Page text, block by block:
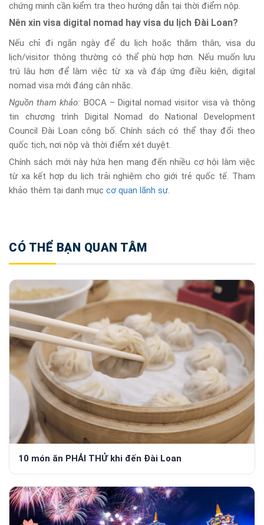
chứng minh cần kiểm tra theo hướng dẫn tại thời điểm nộp.
Nên xin visa digital nomad hay visa du lịch Đài Loan?
Nếu chỉ đi ngắn ngày để du lịch hoặc thăm thân, visa du
lịch/visitor thông thường có thể phù hợp hơn. Nếu muốn lưu
trú lâu hơn để làm việc từ xa và đáp ứng điều kiện, digital
nomad visa mới đáng cân nhắc.
Nguồn tham khảo: BOCA – Digital nomad visitor visa và thông
tin chương trình Digital Nomad do National Development
Council Đài Loan công bố. Chính sách có thể thay đổi theo
quốc tịch, nơi nộp và thời điểm xét duyệt.
Chính sách mới này hứa hẹn mang đến nhiều cơ hội làm việc
từ xa kết hợp du lịch trải nghiệm cho giới trẻ quốc tế. Tham
khảo thêm tại danh mục cơ quan lãnh sự.
CÓ THỂ BẠN QUAN TÂM
10 món ăn PHẢI THỬ khi đến Đài Loan